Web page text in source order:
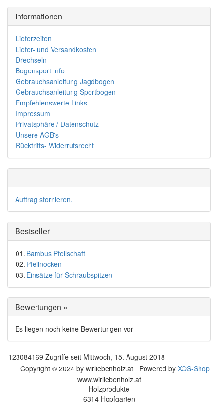
Informationen
Lieferzeiten
Liefer- und Versandkosten
Drechseln
Bogensport Info
Gebrauchsanleitung Jagdbogen
Gebrauchsanleitung Sportbogen
Empfehlenswerte Links
Impressum
Privatsphäre / Datenschutz
Unsere AGB's
Rücktritts- Widerrufsrecht
Auftrag stornieren.
Bestseller
01. Bambus Pfeilschaft
02. Pfeilnocken
03. Einsätze für Schraubspitzen
Bewertungen »
Es liegen noch keine Bewertungen vor
123084169 Zugriffe seit Mittwoch, 15. August 2018
Copyright © 2024 by wirliebenholz.at Powered by XOS-Shop
www.wirliebenholz.at
Holzprodukte
6314 Hopfgarten